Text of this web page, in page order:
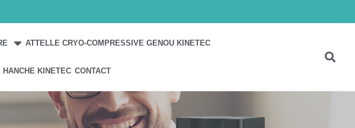
ATTELLE CRYO-COMPRESSIVE GENOU KINETEC
KINETEC CONTACT